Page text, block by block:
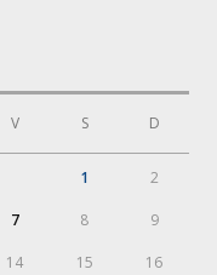
V S D
1 2
7 8 9
14 15 16